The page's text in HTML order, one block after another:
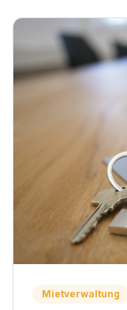
Mietverwaltung